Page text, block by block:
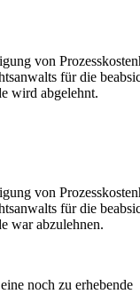
von
für die
wird abgelehnt.
von
für die
war abzulehnen.
noch zu erhebende